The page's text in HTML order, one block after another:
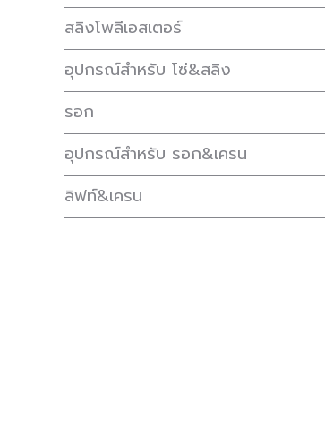
สลิงโพลีเอสเตอร์
อุปกรณ์สำหรับ โซ่&สลิง
รอก
อุปกรณ์สำหรับ รอก&เครน
ลิฟท์&เครน